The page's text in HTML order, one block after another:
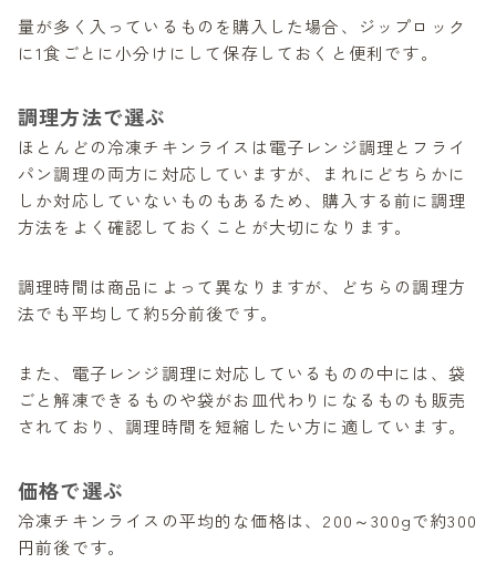
量が多く入っているものを購入した場合、ジップロック
に1食ごとに小分けにして保存しておくと便利です。
調理方法で選ぶ
ほとんどの冷凍チキンライスは電子レンジ調理とフライ
パン調理の両方に対応していますが、まれにどちらかに
しか対応していないものもあるため、購入する前に調理
方法をよく確認しておくことが大切になります。
調理時間は商品によって異なりますが、どちらの調理方
法でも平均して約5分前後です。
また、電子レンジ調理に対応しているものの中には、袋
ごと解凍できるものや袋がお皿代わりになるものも販売
されており、調理時間を短縮したい方に適しています。
価格で選ぶ
冷凍チキンライスの平均的な価格は、200～300gで約300
円前後です。